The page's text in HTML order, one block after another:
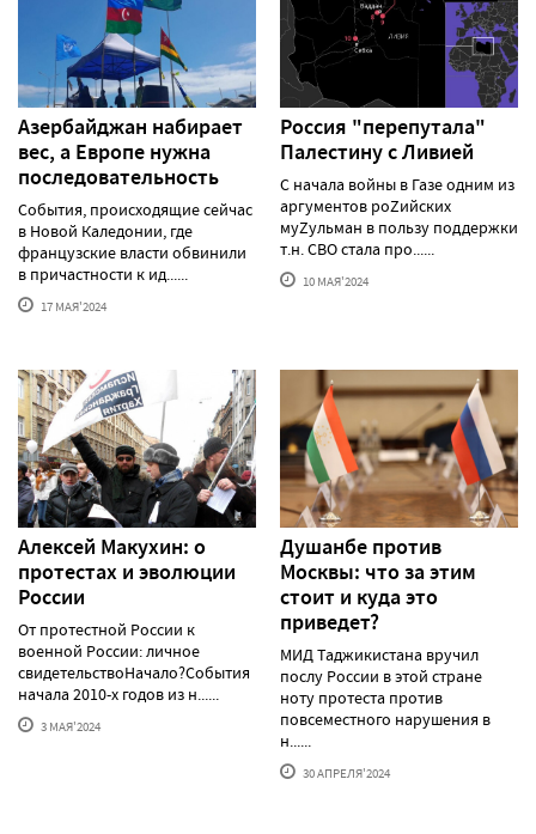
Азербайджан набирает
вес, а Европе нужна
последовательность
События, происходящие сейчас
в Новой Каледонии, где
французские власти обвинили
в причастности к ид......
17 МАЯ'2024
Россия "перепутала"
Палестину с Ливией
С начала войны в Газе одним из
аргументов роZийских
муZульман в пользу поддержки
т.н. СВО стала про......
10 МАЯ'2024
Алексей Макуxин: о
протестаx и эволюции
России
От протестной России к
военной России: личное
свидетельствоНачало?События
начала 2010-х годов из н......
3 МАЯ'2024
Душанбе против
Москвы: что за этим
стоит и куда это
приведет?
МИД Таджикистана вручил
послу России в этой стране
ноту протеста против
повсеместного нарушения в
н......
30 АПРЕЛЯ'2024